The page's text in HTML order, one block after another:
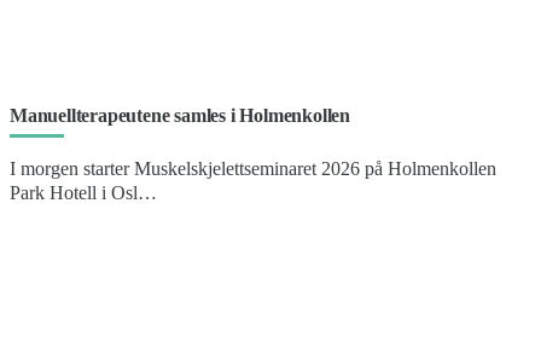
Manuellterapeutene samles i Holmenkollen
I morgen starter Muskelskjelettseminaret 2026 på Holmenkollen
Park Hotell i Osl…